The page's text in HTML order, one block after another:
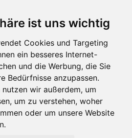
ist uns wichtig
Cookies und Targeting
ein besseres Internet-
und die Werbung, die Sie
Bedürfnisse anzupassen.
wir außerdem, um
um zu verstehen, woher
oder um unsere Website